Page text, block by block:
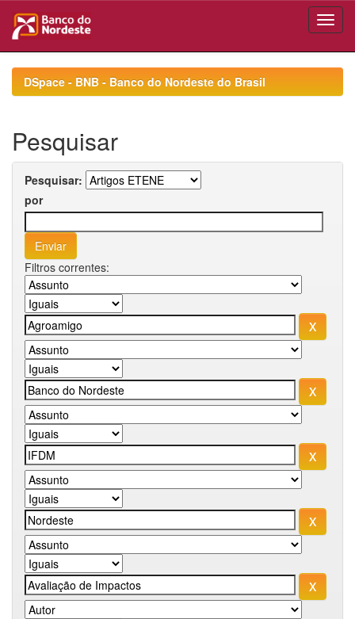
navigationDSpace - BNB - Banco do Nordeste do Brasil
Pesquisar
Pesquisar:
por
Filtros correntes: